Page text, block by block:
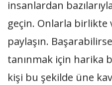
insanlardan
geçin. Onlarla birlikte
paylaşın.
tanınmak için harika
kişi bu şekilde üne